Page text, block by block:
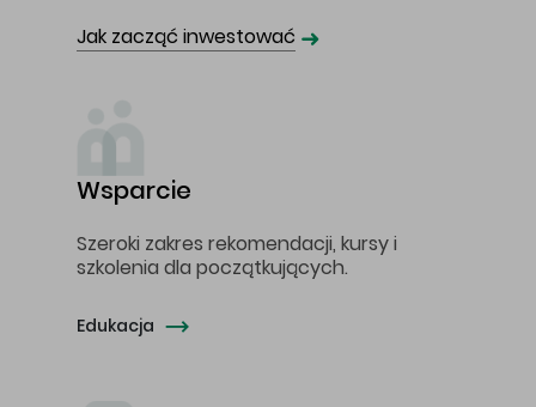
Jak zacząć inwestować ➜
Wsparcie
Szeroki zakres rekomendacji, kursy i
szkolenia dla początkujących.
Edukacja